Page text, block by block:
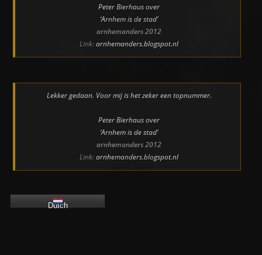
Peter Bierhaus over
‘Arnhem is de stad’
arnhemanders 2012
Link:arnhemanders.blogspot.nl
Lekker gedaan. Voor mij is het zeker een topnummer.
Peter Bierhaus over
‘Arnhem is de stad’
arnhemanders 2012
Link:arnhemanders.blogspot.nl
Dutch